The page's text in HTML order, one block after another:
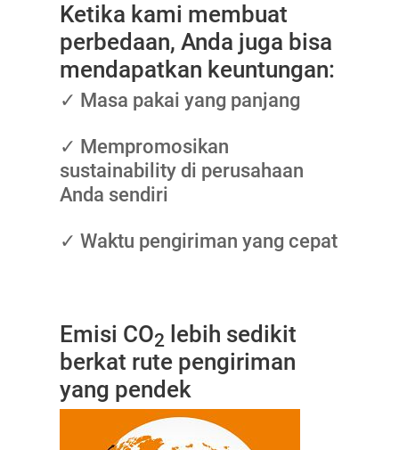
Ketika kami membuat
perbedaan, Anda juga bisa
mendapatkan keuntungan:
✓ Masa pakai yang panjang
✓ Mempromosikan
sustainability di perusahaan
Anda sendiri
✓ Waktu pengiriman yang cepat
Emisi CO2
lebih sedikit
berkat rute pengiriman
yang pendek